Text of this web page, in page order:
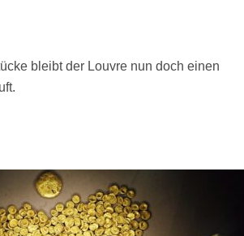
bleibt der Louvre nun doch einen